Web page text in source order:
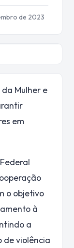
de 2023
Mulher e
em
o objetivo
à
a
de violência